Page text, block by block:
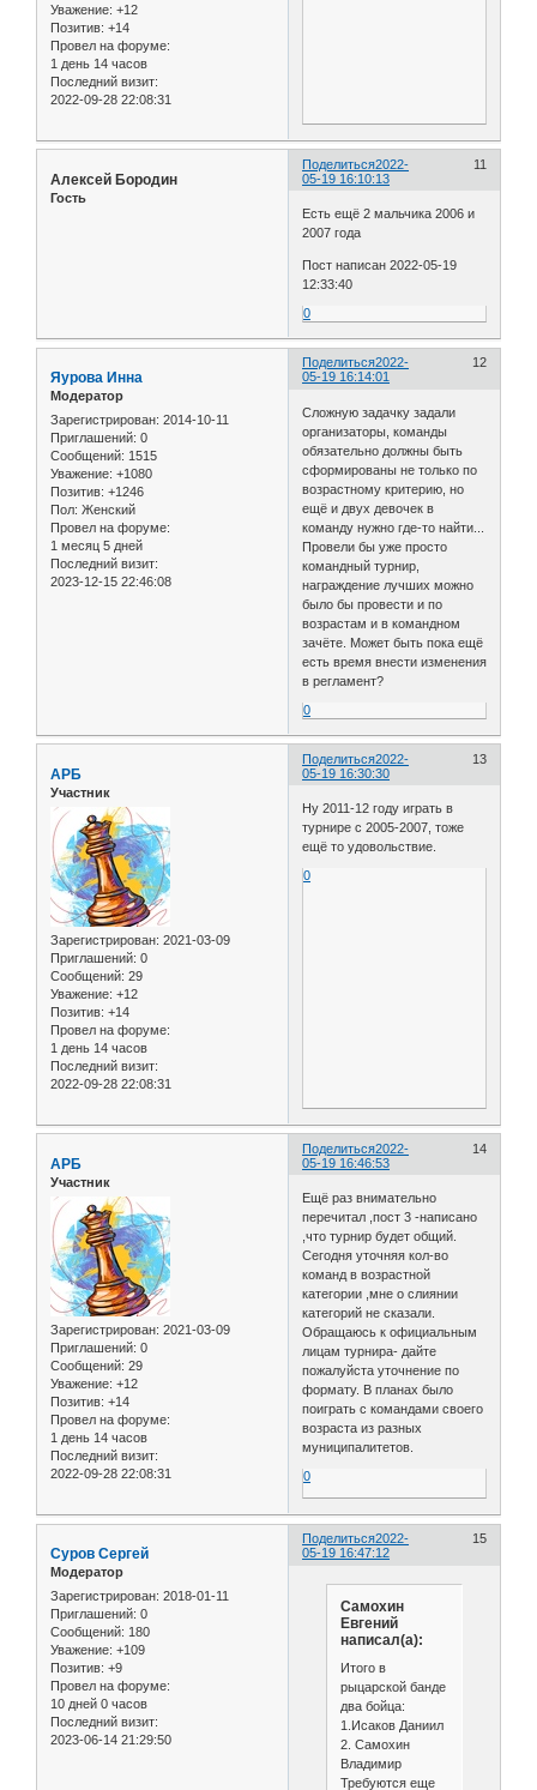
Уважение: +12
Позитив: +14
Провел на форуме:
1 день 14 часов
Последний визит:
2022-09-28 22:08:31
Поделиться 11
2022-
05-19 16:10:13
Алексей Бородин
Гость
Есть ещё 2 мальчика 2006 и
2007 года
Пост написан 2022-05-19
12:33:40
0
Поделиться 12
2022-
05-19 16:14:01
Яурова Инна
Модератор
Зарегистрирован: 2014-10-11
Приглашений: 0
Сообщений: 1515
Уважение: +1080
Позитив: +1246
Пол: Женский
Провел на форуме:
1 месяц 5 дней
Последний визит:
2023-12-15 22:46:08
Сложную задачку задали
организаторы, команды
обязательно должны быть
сформированы не только по
возрастному критерию, но
ещё и двух девочек в
команду нужно где-то найти...
Провели бы уже просто
командный турнир,
награждение лучших можно
было бы провести и по
возрастам и в командном
зачёте. Может быть пока ещё
есть время внести изменения
в регламент?
0
Поделиться 13
2022-
05-19 16:30:30
АРБ
Участник
Зарегистрирован: 2021-03-09
Приглашений: 0
Сообщений: 29
Уважение: +12
Позитив: +14
Провел на форуме:
1 день 14 часов
Последний визит:
2022-09-28 22:08:31
Ну 2011-12 году играть в
турнире с 2005-2007, тоже
ещё то удовольствие.
0
Поделиться 14
2022-
05-19 16:46:53
АРБ
Участник
Зарегистрирован: 2021-03-09
Приглашений: 0
Сообщений: 29
Уважение: +12
Позитив: +14
Провел на форуме:
1 день 14 часов
Последний визит:
2022-09-28 22:08:31
Ещё раз внимательно
перечитал ,пост 3 -написано
,что турнир будет общий.
Сегодня уточняя кол-во
команд в возрастной
категории ,мне о слиянии
категорий не сказали.
Обращаюсь к официальным
лицам турнира- дайте
пожалуйста уточнение по
формату. В планах было
поиграть с командами своего
возраста из разных
муниципалитетов.
0
Поделиться 15
2022-
05-19 16:47:12
Cуров Сергей
Модератор
Зарегистрирован: 2018-01-11
Приглашений: 0
Сообщений: 180
Уважение: +109
Позитив: +9
Провел на форуме:
10 дней 0 часов
Последний визит:
2023-06-14 21:29:50
Самохин
Евгений
написал(а):
Итого в
рыцарской банде
два бойца:
1.Исаков Даниил
2. Самохин
Владимир
Требуются еще